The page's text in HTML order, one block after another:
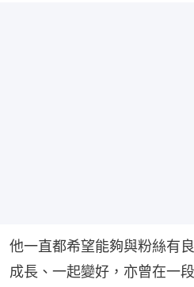
他一直都希望能夠與粉絲有
成長、一起變好，亦曾在一